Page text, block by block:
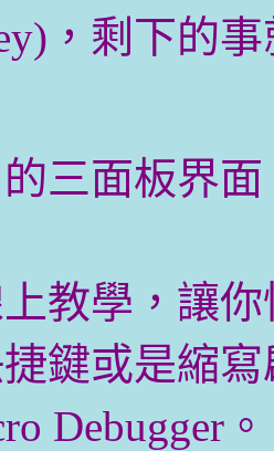
，剩下的
三面板界
教學，讓
鍵或是縮寫
Debugger。